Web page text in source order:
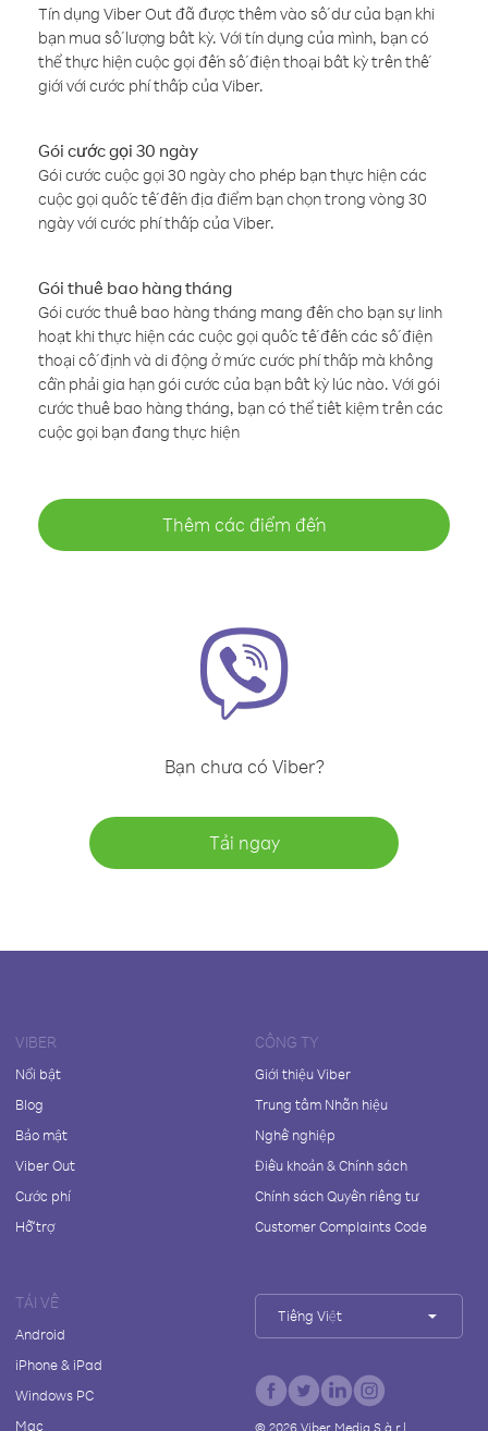
Tín dụng Viber Out đã được thêm vào số dư của bạn khi
bạn mua số lượng bất kỳ. Với tín dụng của mình, bạn có
thể thực hiện cuộc gọi đến số điện thoại bất kỳ trên thế
giới với cước phí thấp của Viber.
Gói cước gọi 30 ngày
Gói cước cuộc gọi 30 ngày cho phép bạn thực hiện các
cuộc gọi quốc tế đến địa điểm bạn chọn trong vòng 30
ngày với cước phí thấp của Viber.
Gói thuê bao hàng tháng
Gói cước thuê bao hàng tháng mang đến cho bạn sự linh
hoạt khi thực hiện các cuộc gọi quốc tế đến các số điện
thoại cố định và di động ở mức cước phí thấp mà không
cần phải gia hạn gói cước của bạn bất kỳ lúc nào. Với gói
cước thuê bao hàng tháng, bạn có thể tiết kiệm trên các
cuộc gọi bạn đang thực hiện
Thêm các điểm đến
Bạn chưa có Viber?
Tải ngay
VIBER
Nổi bật
Blog
Bảo mật
Viber Out
Cước phí
Hỗ trợ
CÔNG TY
Giới thiệu Viber
Trung tâm Nhãn hiệu
Nghề nghiệp
Điều khoản & Chính sách
Chính sách Quyền riêng tư
Customer Complaints Code
TẢI VỀ
Android
iPhone & iPad
Windows PC
Mac
Tiếng Việt
© 2026Viber Media S.à r.l.